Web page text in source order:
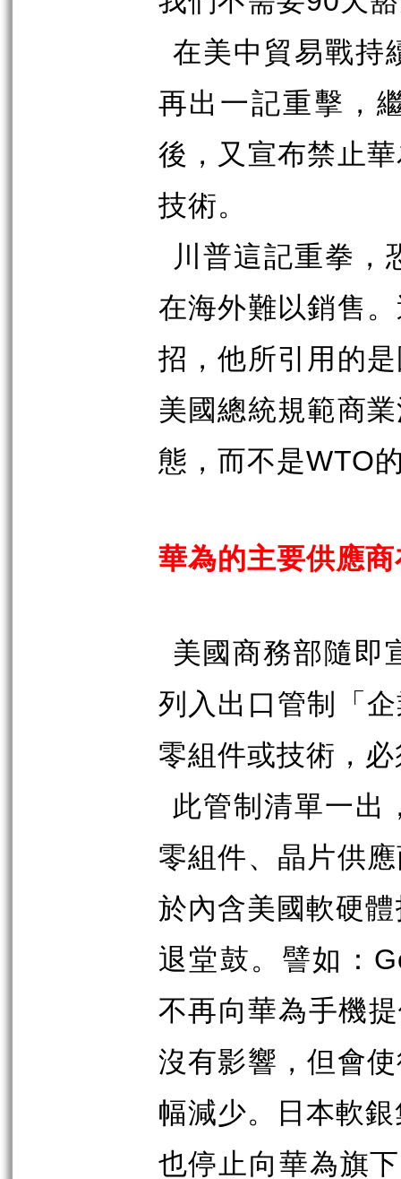
在美中貿易戰持
再出一記重擊，
後，又宣布禁止
技術。
川普這記重拳，
在海外難以銷售
招，他所引用的
美國總統規範商
態，而不是WTO
華為的主要供應
美國商務部隨即
列入出口管制「
零組件或技術，
此管制清單一出
零組件、晶片供
於內含美國軟硬
退堂鼓。譬如：
不再向華為手機
沒有影響，但會
幅減少。日本軟
也停止向華為旗